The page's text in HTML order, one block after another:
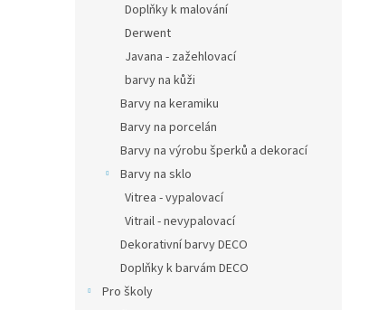
Doplňky k malování
Derwent
Javana - zažehlovací
barvy na kůži
Barvy na keramiku
Barvy na porcelán
Barvy na výrobu šperků a dekorací
Barvy na sklo
Vitrea - vypalovací
Vitrail - nevypalovací
Dekorativní barvy DECO
Doplňky k barvám DECO
Pro školy